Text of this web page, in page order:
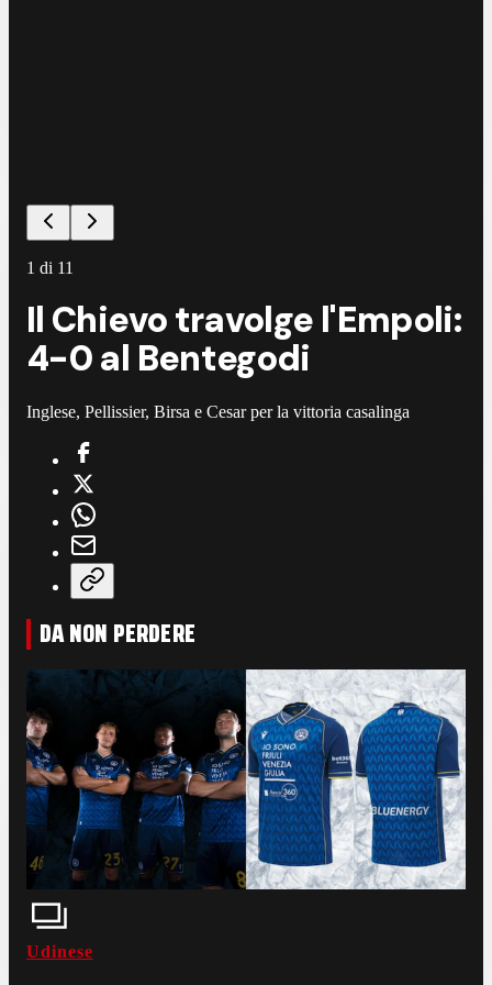
1 di 11
Il Chievo travolge l'Empoli:
4-0 al Bentegodi
Inglese, Pellissier, Birsa e Cesar per la vittoria casalinga
DA NON PERDERE
Udinese